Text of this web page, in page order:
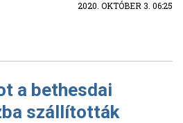
2020. OKTÓBER 3. 06:25
a bethesdai
szállították